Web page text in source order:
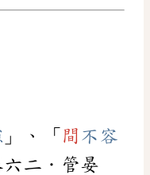
」、「 間 不容
六二．管晏